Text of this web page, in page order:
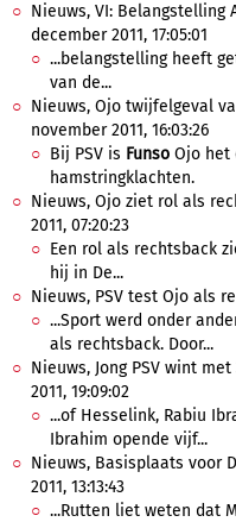
Nieuws, VI: Belangstelling
december 2011, 17:05:01
...belangstelling heeft
van de...
Nieuws, Ojo twijfelgeval
november 2011, 16:03:26
Bij PSV is Funso Ojo het
hamstringklachten.
Nieuws, Ojo ziet rol als
2011, 07:20:23
Een rol als rechtsback
hij in De...
Nieuws, PSV test Ojo als
...Sport werd onder
als rechtsback. Door...
Nieuws, Jong PSV wint
2011, 19:09:02
...of Hesselink, Rabiu
Ibrahim opende vijf...
Nieuws, Basisplaats voor
2011, 13:13:43
...Rutten liet weten dat